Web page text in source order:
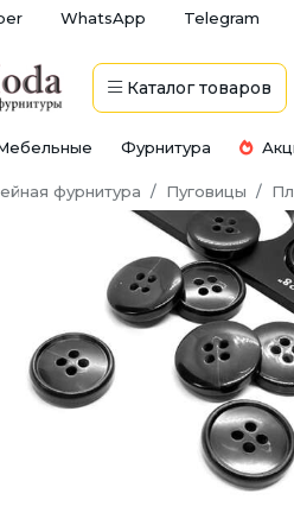
WhatsApp Telegram
Каталог товаров
Фурнитура
фурнитура Пуговицы